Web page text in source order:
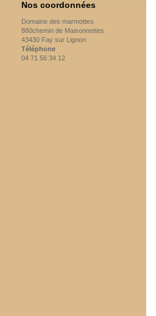
Nos coordonnées
Domaine des marmottes
880chemin de Maisonnettes
43430 Fay sur Lignon
Téléphone
04 71 56 34 12